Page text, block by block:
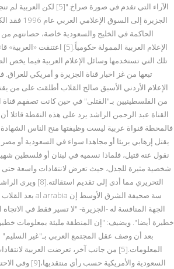
الآراء التي تقدم في صورة
الجزيرة إلى
الحاكمة في الخليج والسعودية خاصة، حصانتهم من
الإعلام العربية الممولة
تلك التي تستخدمها وسائل الإعلام العربية فيما يخص
تبعها من غز اخبار قناة الجزيرة و أمريكي للعراق.
الإعلام الأردني الأسبق صالح القلاب أطلقت على من
القناة عبد الرحمن الراشد يرد على هذه النقطة قائلا
فالمحطة قنواة عربية ليست وظيفتها منح الناس
يقتل إرهابي بريئا أو مجاهدا سواء في السعودية أو مصر
التحريري مما أدى إلى
الجهة المنافسة له -الجزيرة- "لا تسير فقط في
خطيرة أيضا". ويضيف: "إن المنطقة مليئة بمعلومات
بعد أن وصف عقل المجتمع العربي بـ"غير
المعلومات.[5] من جانب آخر، تعرضت العربية
السعودية